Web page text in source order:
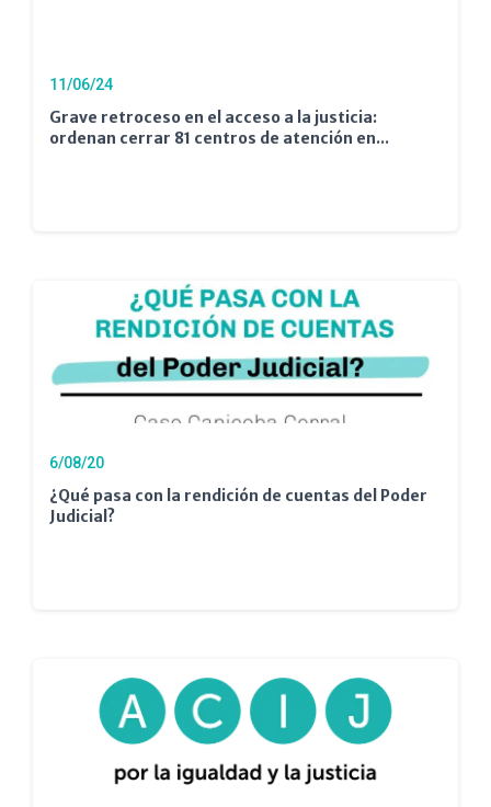
11/06/24
Grave retroceso en el acceso a la justicia:
ordenan cerrar 81 centros de atención en...
6/08/20
¿Qué pasa con la rendición de cuentas del Poder
Judicial?